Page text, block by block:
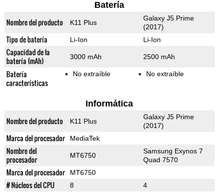
Batería
Nombre del producto K11 Plus
Galaxy J5 Prime
(2017)
Tipo de batería Li-Ion Li-Ion
Capacidad de la
batería (mAh)
3000 mAh 2500 mAh
Batería
características
No extraíble No extraíble
Informática
Nombre del producto K11 Plus
Galaxy J5 Prime
(2017)
Marca del procesador MediaTek
Nombre del
procesador
MT6750
Samsung Exynos 7
Quad 7570
Marca del procesador MT6750
# Núcleos del CPU 8 4